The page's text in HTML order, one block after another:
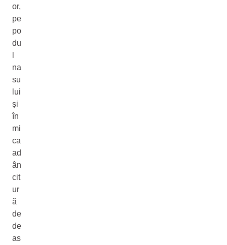
or,
pe
po
du
na
su
lui
și
în
mi
ca
ad
ân
cit
ur
ă
de
de
as